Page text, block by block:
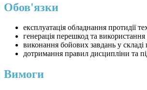
Обов'язки
експлуатація обладнання протидії
генерація перешкод та
виконання бойових завдань у складі
дотримання правил дисципліни та
Вимоги